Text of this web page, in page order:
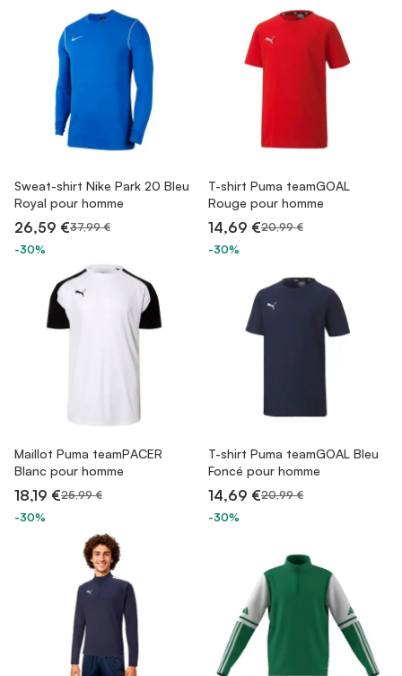
Sweat-shirt Nike Park 20 Bleu
Royal pour homme
26,59 €37,99 €
-30%
T-shirt Puma teamGOAL
Rouge pour homme
14,69 €20,99 €
-30%
Maillot Puma teamPACER
Blanc pour homme
18,19 €25,99 €
-30%
T-shirt Puma teamGOAL Bleu
Foncé pour homme
14,69 €20,99 €
-30%